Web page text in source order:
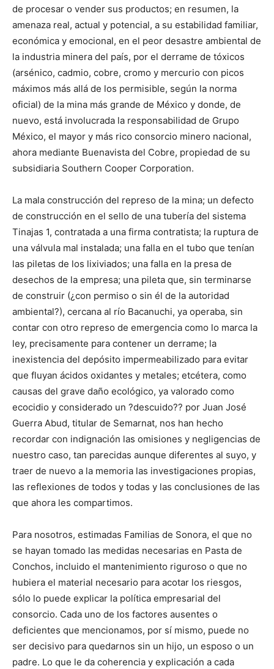
de procesar o vender sus productos; en resumen, la
amenaza real, actual y potencial, a su estabilidad familiar,
económica y emocional, en el peor desastre ambiental de
la industria minera del país, por el derrame de tóxicos
(arsénico, cadmio, cobre, cromo y mercurio con picos
máximos más allá de los permisible, según la norma
oficial) de la mina más grande de México y donde, de
nuevo, está involucrada la responsabilidad de Grupo
México, el mayor y más rico consorcio minero nacional,
ahora mediante Buenavista del Cobre, propiedad de su
subsidiaria Southern Cooper Corporation.
La mala construcción del represo de la mina; un defecto
de construcción en el sello de una tubería del sistema
Tinajas 1, contratada a una firma contratista; la ruptura de
una válvula mal instalada; una falla en el tubo que tenían
las piletas de los lixiviados; una falla en la presa de
desechos de la empresa; una pileta que, sin terminarse
de construir (¿con permiso o sin él de la autoridad
ambiental?), cercana al río Bacanuchi, ya operaba, sin
contar con otro represo de emergencia como lo marca la
ley, precisamente para contener un derrame; la
inexistencia del depósito impermeabilizado para evitar
que fluyan ácidos oxidantes y metales; etcétera, como
causas del grave daño ecológico, ya valorado como
ecocidio y considerado un ?descuido?? por Juan José
Guerra Abud, titular de Semarnat, nos han hecho
recordar con indignación las omisiones y negligencias de
nuestro caso, tan parecidas aunque diferentes al suyo, y
traer de nuevo a la memoria las investigaciones propias,
las reflexiones de todos y todas y las conclusiones de las
que ahora les compartimos.
Para nosotros, estimadas Familias de Sonora, el que no
se hayan tomado las medidas necesarias en Pasta de
Conchos, incluido el mantenimiento riguroso o que no
hubiera el material necesario para acotar los riesgos,
sólo lo puede explicar la política empresarial del
consorcio. Cada uno de los factores ausentes o
deficientes que mencionamos, por sí mismo, puede no
ser decisivo para quedarnos sin un hijo, un esposo o un
padre. Lo que le da coherencia y explicación a cada